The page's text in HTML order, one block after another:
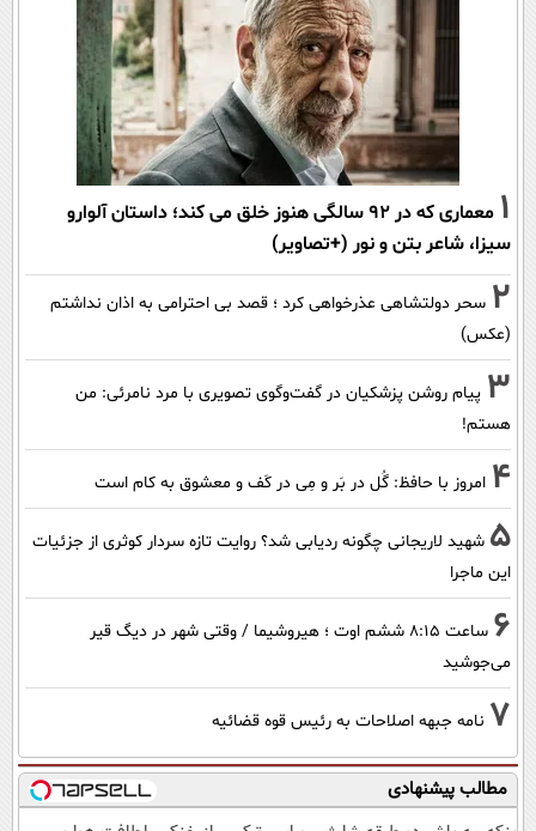
1
معماری که در 92 سالگی هنوز خلق می کند؛ داستان آلوارو
سیزا، شاعر بتن و نور (+تصاویر)
2 سحر دولتشاهی عذرخواهی کرد ؛ قصد بی احترامی به اذان نداشتم
(عکس)
3 پیام روشن پزشکیان در گفت‌و‌گوی تصویری با مرد نامرئی: من
هستم!
4 امروز با حافظ: گُل در بَر و مِی در کَف و معشوق به کام است
5 شهید لاریجانی چگونه ردیابی شد؟ روایت تازه سردار کوثری از جزئیات
این ماجرا
6
ساعت ۸:۱۵ ششم اوت ؛ هیروشیما / وقتی شهر در دیگ قیر
می‌جوشید
7 نامه جبهه اصلاحات به رئیس قوه قضائیه
مطالب پیشنهادی